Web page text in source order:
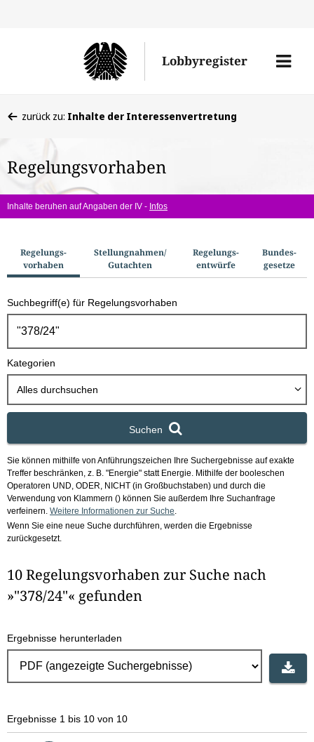
den
Lobbyregister
Menü
befinden
hier:
zurück zu: Inhalte der Interessenvertretung
Regelungsvorhaben
Inhalte beruhen auf Angaben der IV - Infos
u
c
h
o
Regelungs­
vorhaben
Stellungnahmen/​
Gutachten
Regelungs­
entwürfe
Bundes­
gesetze
Suchbegriff(e) für Regelungsvorhaben
Kategorien
Alles durchsuchen
Suchen
Sie können mithilfe von Anführungszeichen Ihre Suchergebnisse auf exakte
Treffer beschränken, z. B. "Energie" statt Energie. Mithilfe der booleschen
Operatoren UND, ODER, NICHT (in Großbuchstaben) und durch die
Verwendung von Klammern () können Sie außerdem Ihre Suchanfrage
verfeinern. Weitere Informationen zur Suche
Wenn Sie eine neue Suche durchführen, werden die Ergebnisse
zurückgesetzt.
10 Regelungsvorhaben zur Suche nach
»"378/24"« gefunden
Ergebnisse herunterladen
Ergebnisse 1 bis 10 von 10